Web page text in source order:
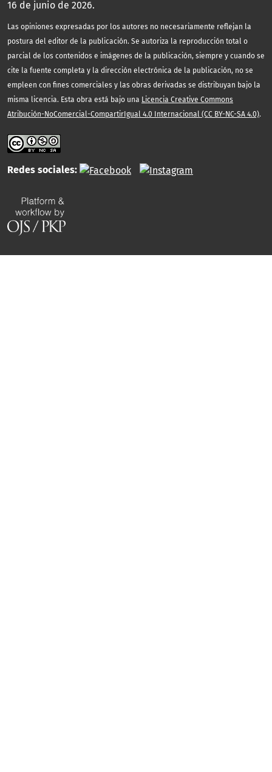
16 de junio de 2026.
Las opiniones expresadas por los autores no necesariamente reflejan la
postura del editor de la publicación. Se autoriza la reproducción total o
parcial de los contenidos e imágenes de la publicación, siempre y cuando se
cite la fuente completa y la dirección electrónica de la publicación, no se
empleen con fines comerciales y las obras derivadas se distribuyan bajo la
misma licencia. Esta obra está bajo una Licencia Creative Commons
Atribución-NoComercial-CompartirIgual 4.0 Internacional (CC BY-NC-SA 4.0).
Redes sociales: